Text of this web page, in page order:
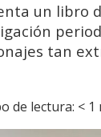
un libro
tan
de lectura: < 1